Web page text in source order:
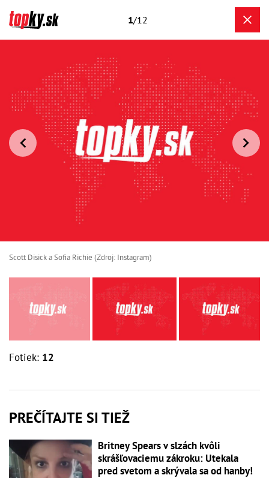
1/12
Scott Disick a Sofia Richie (Zdroj: Instagram)
Fotiek: 12
PREČÍTAJTE SI TIEŽ
Britney Spears v slzách kvôli
skrášľovaciemu zákroku: Utekala
pred svetom a skrývala sa od hanby!